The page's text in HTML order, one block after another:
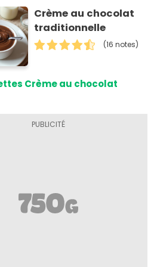
Crème au chocolat
traditionnelle
(16 notes)
Crème au chocolat